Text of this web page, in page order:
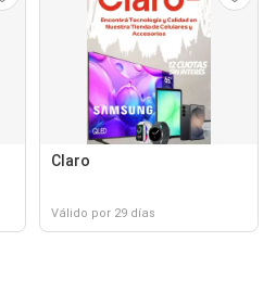
Claro
Válido por 29 días